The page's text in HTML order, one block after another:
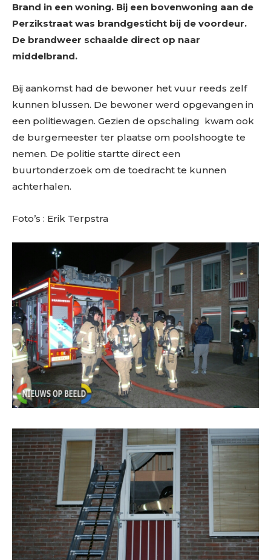
Brand in een woning. Bij een bovenwoning aan de
Perzikstraat was brandgesticht bij de voordeur.
De brandweer schaalde direct op naar
middelbrand.
Bij aankomst had de bewoner het vuur reeds zelf
kunnen blussen. De bewoner werd opgevangen in
een politiewagen. Gezien de opschaling kwam ook
de burgemeester ter plaatse om poolshoogte te
nemen. De politie startte direct een
buurtonderzoek om de toedracht te kunnen
achterhalen.
Foto’s : Erik Terpstra